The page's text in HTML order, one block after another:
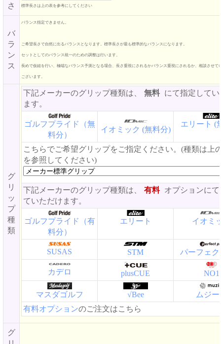
さ
標準長さは上の表を参考にしてください
バ
ラ
ン
ス
バランス指定できません。
ご希望長さで自然に出るバランスとなります。標準長さが最も標準的なバランスになります。
セットとしてのバランス統一のための調整は行います。
長めで仮組を行い、極端なバランス予測となる場合、長さ重視にされるかバランス重視にされるか、相談させて
ございます。
グ
リ
ッ
プ
種
類
下記メーカーのグリップ種類は、 無料 にて指定して
ます。
ゴルフプライド（無
料分）
イオミック (無料分)
エリート (
こちらでご希望グリップをご指定ください。(種類は上
を参照してください)
下記メーカーのグリップ種類は、 有料 オプションに
ていただけます。
ゴルフプライド（有
料分）
エリート イオミ
SUSAS STM パーフェ
カデロ plusCUE NO1
マスダゴルフ √Bee
ムジ
有料オプションのご注文はこちら
グ